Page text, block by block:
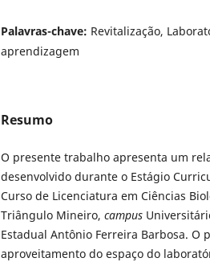
Palavras-chave: Revitalização,
aprendizagem
Resumo
O presente trabalho apresenta um
desenvolvido durante o Estágio
Curso de Licenciatura em Ciências
Triângulo Mineiro, campus
Estadual Antônio Ferreira Barbosa. O
aproveitamento do espaço do